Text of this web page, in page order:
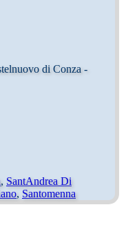
di Conza -
, SantAndrea Di
, Santomenna